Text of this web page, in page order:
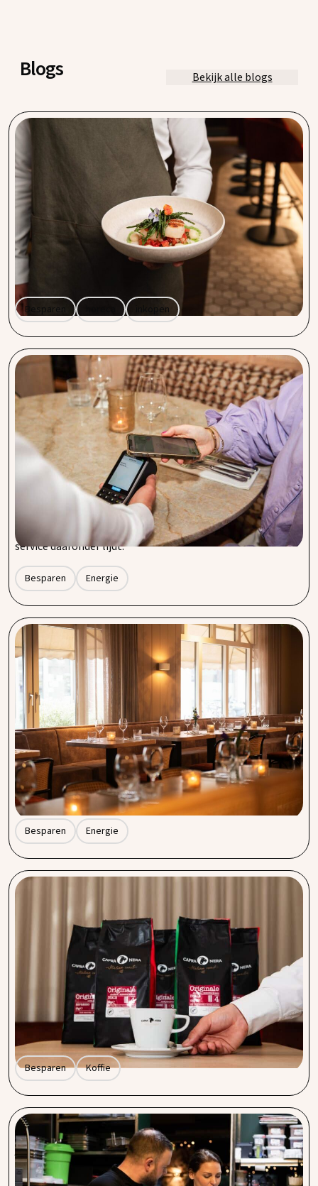
Blogs Bekijk alle blogs
Stijgende inkoopprijzen? Zo houd je grip op je
horecamarges
Stijgende inkoopprijzen blijven een uitdaging voor de
horeca. Door hogere energiekosten en wereldwijde
ontwikkelingen worden sommige productgroepen duurder.
Tegelijkertijd blijven de prijsstijgingen beperkter dan
tijdens de inflatiegolf van 2022, waardoor er juist kansen
ontstaan voor ondernemers die slim inkopen.
Besparen inkopen
Betalingsverkeer optimaliseren als
horecaondernemer? Zo zorg je voor lagere
transactiekosten
Dagelijks gaan er in de horeca tientallen tot honderden
betalingen door de pinautomaat. Contactloos, met pas of
mobiel: voor gasten vanzelfsprekend, voor ondernemers
vaak een flinke kostenpost. Transactiekosten lijken klein
per betaling, maar tellen snel op. Door je betalingsverkeer
slim in te richten, kun je structureel besparen zonder dat je
service daaronder lijdt.
Besparen Energie
Energie besparen in de horeca: zo zorg je voor
lagere energierekeningen
De energierekening is voor veel horecaondernemers een
steeds grotere kostenpost. Keukens draaien lange dagen,
koelingen staan continu aan en ook verlichting en
klimaatbeheersing verbruiken flink wat energie. Gelukkig
zijn er genoeg manieren om grip te krijgen op je verbruik
én kosten te verlagen, zonder in te leveren op comfort of
kwaliteit.
Besparen Energie
Van koffiemachine tot bonen: hoe Procent
kwaliteitskoffie betaalbaar maakt
Koffie is een vast onderdeel van de horeca-ervaring. Gasten
verwachten kwaliteit, ondernemers willen betaalbaarheid.
Bij Procent by Entegra laten we zien dat kwaliteitskoffie
niet duur hoeft te zijn, met ons private label Capra Nera en
scherpe deals op machines en toebehoren maken we het
verschil op de kaart én op de balans.
Besparen Koffie
Afvalverwerking in de horeca: bespaar gemiddeld
20% met slimme oplossingen